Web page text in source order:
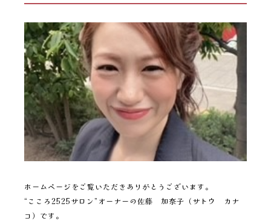
ホームページをご覧いただきありがとうございます。
“こころ2525サロン”オーナーの佐藤 加奈子（サトウ カナ
コ）です。